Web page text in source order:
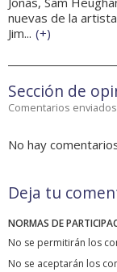
nuevas de la
Jim... (+)
Sección de
Comentarios
No hay
Deja tu
NORMAS DE
No se permitirán los
No se aceptarán los